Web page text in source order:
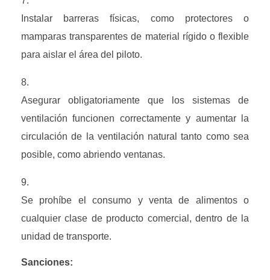
Instalar barreras físicas, como protectores o
mamparas transparentes de material rígido o flexible
para aislar el área del piloto.
Asegurar obligatoriamente que los sistemas de
ventilación funcionen correctamente y aumentar la
circulación de la ventilación natural tanto como sea
posible, como abriendo ventanas.
Se prohíbe el consumo y venta de alimentos o
cualquier clase de producto comercial, dentro de la
unidad de transporte.
Sanciones: